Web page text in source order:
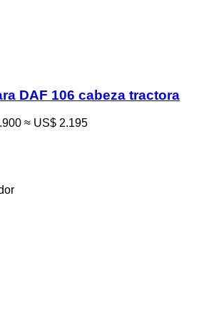
DAF 106 cabeza tractora
≈ US$ 2.195